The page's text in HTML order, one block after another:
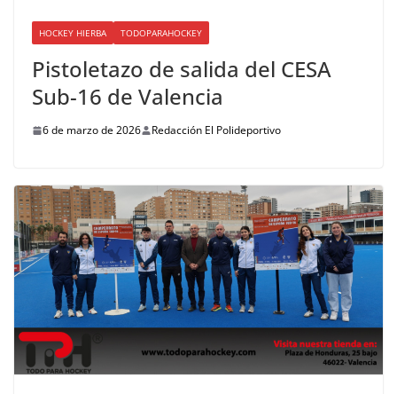
HOCKEY HIERBA TODOPARAHOCKEY
Pistoletazo de salida del CESA
Sub-16 de Valencia
6 de marzo de 2026 Redacción El Polideportivo